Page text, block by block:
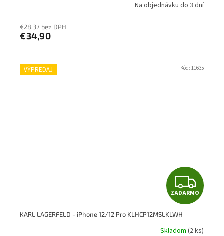
Na objednávku do 3 dní
€28,37 bez DPH
€34,90
VÝPREDAJ
Z
A
D
ZADARMO
KARL LAGERFELD - iPhone 12/12 Pro KLHCP12MSLKLWH
Skladom (2 ks)
Kód: 11635